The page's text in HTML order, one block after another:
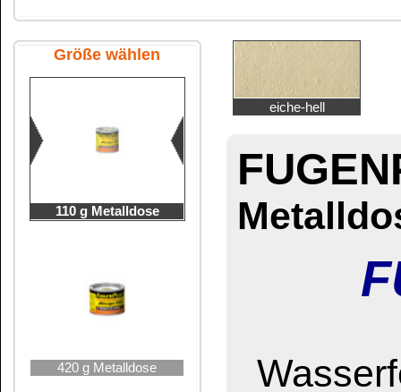
3 kg Metalleimer
5 kg Metalleimer
Wasserfester,
für
Lässt
Ausbesserung